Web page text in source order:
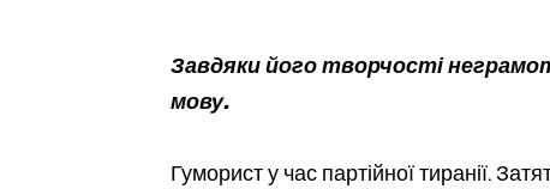
Завдяки його творчості
мову.
Гуморист у час партійної тиранії.